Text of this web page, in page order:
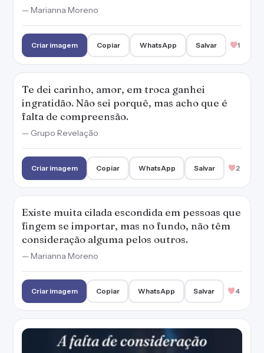
— Marianna Moreno
Criar imagem Copiar WhatsApp Salvar 1
Te dei carinho, amor, em troca ganhei
ingratidão. Não sei porquê, mas acho que é
falta de compreensão.
— Grupo Revelação
Criar imagem Copiar WhatsApp Salvar 2
Existe muita cilada escondida em pessoas que
fingem se importar, mas no fundo, não têm
consideração alguma pelos outros.
— Marianna Moreno
Criar imagem Copiar WhatsApp Salvar 4